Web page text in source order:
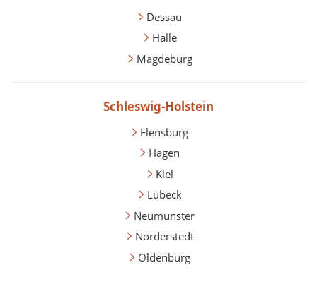
Dessau
Halle
Magdeburg
Schleswig-Holstein
Flensburg
Hagen
Kiel
Lübeck
Neumünster
Norderstedt
Oldenburg